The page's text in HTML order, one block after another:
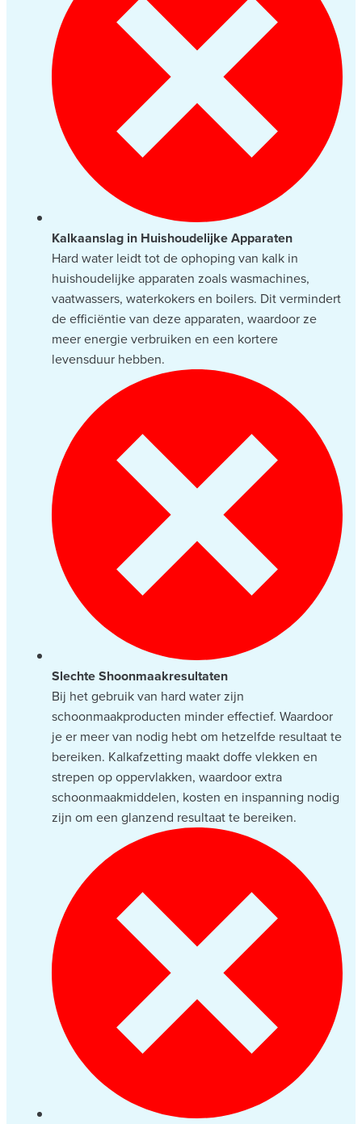
Kalkaanslag in Huishoudelijke Apparaten
Hard water leidt tot de ophoping van kalk in
huishoudelijke apparaten zoals wasmachines,
vaatwassers, waterkokers en boilers. Dit vermindert
de efficiëntie van deze apparaten, waardoor ze
meer energie verbruiken en een kortere
levensduur hebben.
Slechte Shoonmaakresultaten
Bij het gebruik van hard water zijn
schoonmaakproducten minder effectief. Waardoor
je er meer van nodig hebt om hetzelfde resultaat te
bereiken. Kalkafzetting maakt doffe vlekken en
strepen op oppervlakken, waardoor extra
schoonmaakmiddelen, kosten en inspanning nodig
zijn om een glanzend resultaat te bereiken.